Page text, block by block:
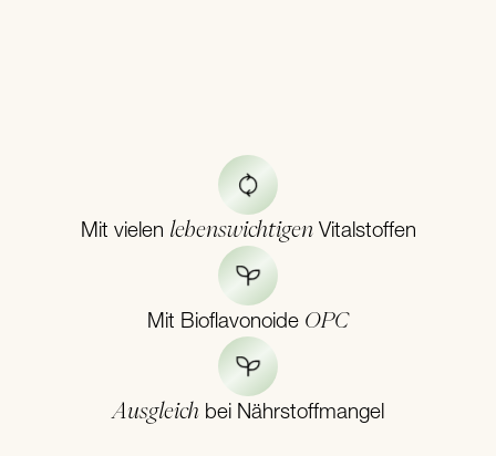
Mit vielen lebenswichtigenVitalstoffen
Mit Bioflavonoide OPC
Ausgleich bei Nährstoffmangel